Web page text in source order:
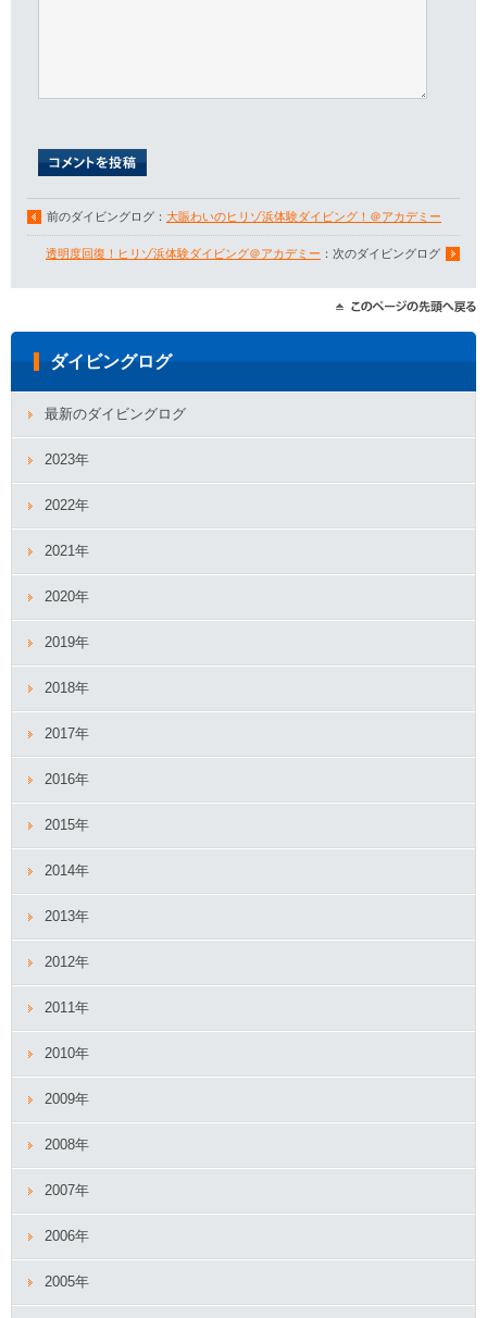
前のダイビングログ： 大賑わいのヒリゾ浜体験ダイビング！＠アカデミー
透明度回復！ヒリゾ浜体験ダイビング＠アカデミー ：次のダイビングログ
ダイビングログ
最新のダイビングログ
2023年
2022年
2021年
2020年
2019年
2018年
2017年
2016年
2015年
2014年
2013年
2012年
2011年
2010年
2009年
2008年
2007年
2006年
2005年